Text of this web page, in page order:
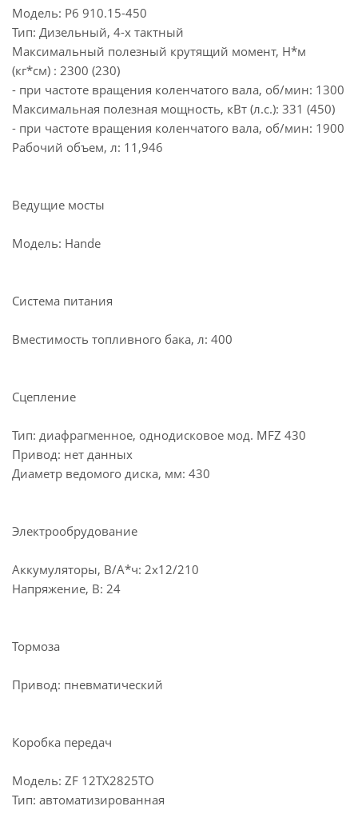
Модель: Р6 910.15-450
Тип: Дизельный, 4-х тактный
Максимальный полезный крутящий момент, Н*м
(кг*см) : 2300 (230)
- при частоте вращения коленчатого вала, об/мин: 1300
Максимальная полезная мощность, кВт (л.с.): 331 (450)
- при частоте вращения коленчатого вала, об/мин: 1900
Рабочий объем, л: 11,946
Ведущие мосты
Модель: Hande
Система питания
Вместимость топливного бака, л: 400
Сцепление
Тип: диафрагменное, однодисковое мод. MFZ 430
Привод: нет данных
Диаметр ведомого диска, мм: 430
Электрообрудование
Аккумуляторы, В/А*ч: 2х12/210
Напряжение, В: 24
Тормоза
Привод: пневматический
Коробка передач
Модель: ZF 12TX2825TO
Тип: автоматизированная